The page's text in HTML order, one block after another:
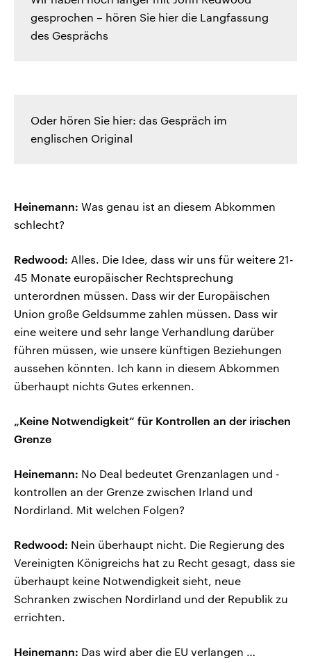
gesprochen – hören Sie hier die Langfassung
des Gesprächs
Oder hören Sie hier: das Gespräch im
englischen Original
Heinemann: Was genau ist an diesem Abkommen
schlecht?
Redwood: Alles. Die Idee, dass wir uns für weitere 21-
45 Monate europäischer Rechtsprechung
unterordnen müssen. Dass wir der Europäischen
Union große Geldsumme zahlen müssen. Dass wir
eine weitere und sehr lange Verhandlung darüber
führen müssen, wie unsere künftigen Beziehungen
aussehen könnten. Ich kann in diesem Abkommen
überhaupt nichts Gutes erkennen.
„Keine Notwendigkeit“ für Kontrollen an der irischen
Grenze
Heinemann: No Deal bedeutet Grenzanlagen und -
kontrollen an der Grenze zwischen Irland und
Nordirland. Mit welchen Folgen?
Redwood: Nein überhaupt nicht. Die Regierung des
Vereinigten Königreichs hat zu Recht gesagt, dass sie
überhaupt keine Notwendigkeit sieht, neue
Schranken zwischen Nordirland und der Republik zu
errichten.
Heinemann: Das wird aber die EU verlangen …